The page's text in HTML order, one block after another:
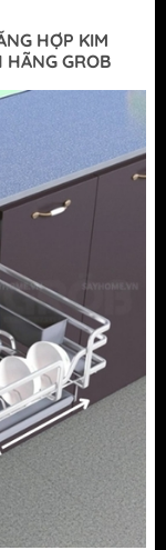
HỢP KIM
HÃNG GROB